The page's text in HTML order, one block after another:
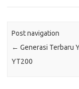
Post navigation
← Generasi Terbaru
YT200